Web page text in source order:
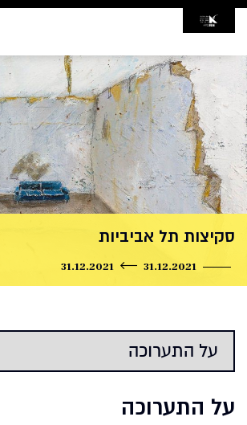
סקיצות תל אביביות
על התערוכה